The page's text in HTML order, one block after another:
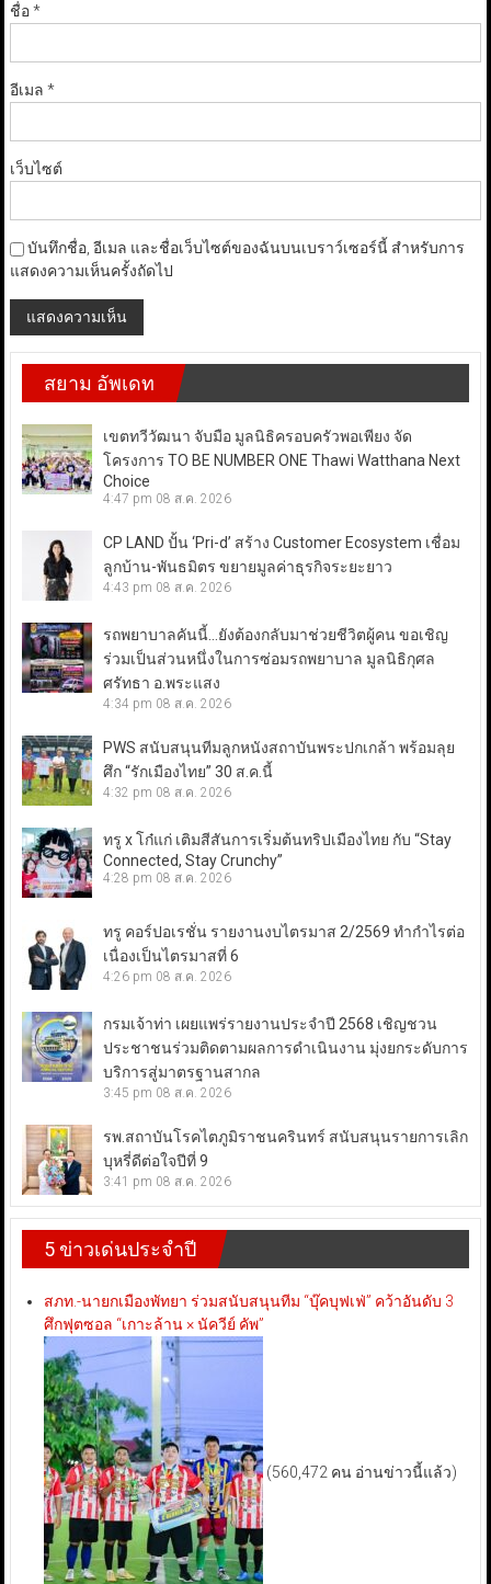
ชื่อ*
อีเมล *
เว็บไซต์
บันทึกชื่อ, อีเมล และชื่อเว็บไซต์ของฉันบนเบราว์เซอร์นี้ สำหรับการ
แสดงความเห็นครั้งถัดไป
สยาม อัพเดท
เขตทวีวัฒนา จับมือ มูลนิธิครอบครัวพอเพียง จัด
โครงการ TO BE NUMBER ONE Thawi Watthana Next
Choice
4:47 pm 08 ส.ค. 2026
CP LAND ปั้น ‘Pri-d’ สร้าง Customer Ecosystem เชื่อม
ลูกบ้าน-พันธมิตร ขยายมูลค่าธุรกิจระยะยาว
4:43 pm 08 ส.ค. 2026
รถพยาบาลคันนี้…ยังต้องกลับมาช่วยชีวิตผู้คน ขอเชิญ
ร่วมเป็นส่วนหนึ่งในการซ่อมรถพยาบาล มูลนิธิกุศล
ศรัทธา อ.พระแสง
4:34 pm 08 ส.ค. 2026
PWS สนับสนุนทีมลูกหนังสถาบันพระปกเกล้า พร้อมลุย
ศึก “รักเมืองไทย” 30 ส.ค.นี้
4:32 pm 08 ส.ค. 2026
ทรู x โก๋แก่ เติมสีสันการเริ่มต้นทริปเมืองไทย กับ “Stay
Connected, Stay Crunchy”
4:28 pm 08 ส.ค. 2026
ทรู คอร์ปอเรชั่น รายงานงบไตรมาส 2/2569 ทำกำไรต่อ
เนื่องเป็นไตรมาสที่ 6
4:26 pm 08 ส.ค. 2026
กรมเจ้าท่า เผยแพร่รายงานประจำปี 2568 เชิญชวน
ประชาชนร่วมติดตามผลการดำเนินงาน มุ่งยกระดับการ
บริการสู่มาตรฐานสากล
3:45 pm 08 ส.ค. 2026
รพ.สถาบันโรคไตภูมิราชนครินทร์ สนับสนุนรายการเลิก
บุหรี่ดีต่อใจปีที่ 9
3:41 pm 08 ส.ค. 2026
5 ข่าวเด่นประจำปี
สภท.-นายกเมืองพัทยา ร่วมสนับสนุนทีม “บุ๊คบุฟเฟ่” คว้าอันดับ 3
ศึกฟุตซอล “เกาะล้าน × นัควีย์ คัพ”
(560,472 คน อ่านข่าวนี้แล้ว)